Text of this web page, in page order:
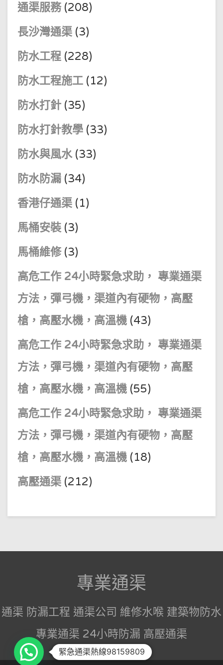
通渠服務(208)
長沙灣通渠 (3)
防水工程 (228)
防水工程施工 (12)
防水打針 (35)
防水打針教學 (33)
防水與風水(33)
防水防漏 (34)
香港仔通渠 (1)
馬桶安裝 (3)
馬桶維修(3)
高危工作 24小時緊急求助， 專業通渠
方法，彈弓機，渠道內有硬物，高壓
槍，高壓水機，高溫機 (43)
高危工作 24小時緊急求助， 專業通渠
方法，彈弓機，渠道內有硬物，高壓
槍，高壓水機，高溫機 (55)
高危工作 24小時緊急求助， 專業通渠
方法，彈弓機，渠道內有硬物，高壓
槍，高壓水機，高溫機 (18)
高壓通渠 (212)
專業通渠
通渠 防漏工程 通渠公司 維修水喉 建築物防水
專業通渠 24小時防漏 高壓通渠
緊急通渠熱線98159809